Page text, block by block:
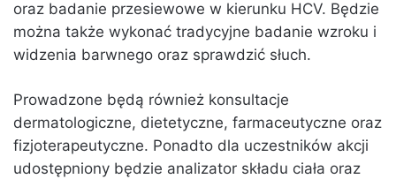
oraz badanie przesiewowe w kierunku HCV. Będzie
można także wykonać tradycyjne badanie wzroku i
widzenia barwnego oraz sprawdzić słuch.
Prowadzone będą również konsultacje
dermatologiczne, dietetyczne, farmaceutyczne oraz
fizjoterapeutyczne. Ponadto dla uczestników akcji
udostępniony będzie analizator składu ciała oraz